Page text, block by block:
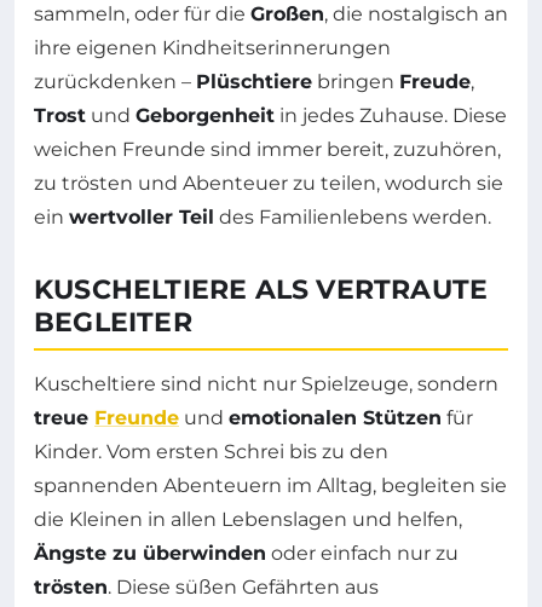
sammeln, oder für die Großen, die nostalgisch an
ihre eigenen Kindheitserinnerungen
zurückdenken – Plüschtiere bringen Freude,
Trost und Geborgenheit in jedes Zuhause. Diese
weichen Freunde sind immer bereit, zuzuhören,
zu trösten und Abenteuer zu teilen, wodurch sie
ein wertvoller Teil des Familienlebens werden.
KUSCHELTIERE ALS VERTRAUTE
BEGLEITER
Kuscheltiere sind nicht nur Spielzeuge, sondern
treue Freunde und emotionalen Stützen für
Kinder. Vom ersten Schrei bis zu den
spannenden Abenteuern im Alltag, begleiten sie
die Kleinen in allen Lebenslagen und helfen,
Ängste zu überwinden oder einfach nur zu
trösten. Diese süßen Gefährten aus